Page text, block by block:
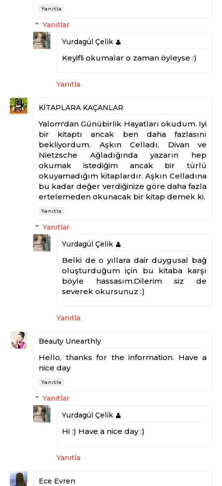
Yanıtla
Yanıtlar
Yurdagül Çelik
Keyifli okumalar o zaman öyleyse :)
Yanıtla
KİTAPLARA KAÇANLAR
Yalom'dan Günübirlik Hayatları okudum. Iyi
bir kitaptı ancak ben daha fazlasını
bekliyordum. Aşkın Celladı, Divan ve
Nietzsche Ağladığında yazarın hep
okumak istediğim ancak bir türlü
okuyamadığım kitaplardır. Aşkın Celladına
bu kadar değer verdiğinize göre daha fazla
ertelemeden okunacak bir kitap demek ki.
Yanıtla
Yanıtlar
Yurdagül Çelik
Belki de o yıllara dair duygusal bağ
oluşturduğum için bu kitaba karşı
böyle hassasım.Dilerim siz de
severek okursunuz :)
Yanıtla
Beauty Unearthly
Hello, thanks for the information. Have a
nice day
Yanıtla
Yanıtlar
Yurdagül Çelik
Hi :) Have a nice day :)
Yanıtla
Ece Evren